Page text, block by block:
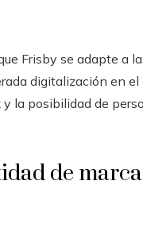
Frisby se adapte a
digitalización en
la posibilidad de
de